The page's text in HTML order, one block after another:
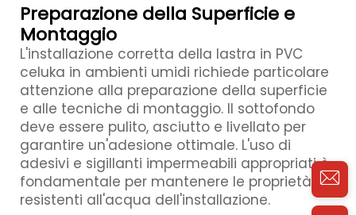
Preparazione della Superficie e
Montaggio
L'installazione corretta della lastra in PVC
celuka in ambienti umidi richiede particolare
attenzione alla preparazione della superficie
e alle tecniche di montaggio. Il sottofondo
deve essere pulito, asciutto e livellato per
garantire un'adesione ottimale. L'uso di
adesivi e sigillanti impermeabili appropriati è
fondamentale per mantenere le proprietà
resistenti all'acqua dell'installazione.